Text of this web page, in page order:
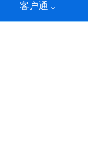
客户通